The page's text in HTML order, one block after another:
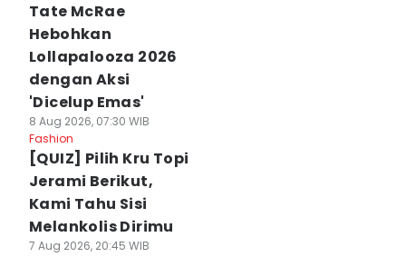
Tate McRae
Hebohkan
Lollapalooza 2026
dengan Aksi
'Dicelup Emas'
8 Aug 2026, 07:30 WIB
Fashion
[QUIZ] Pilih Kru Topi
Jerami Berikut,
Kami Tahu Sisi
Melankolis Dirimu
7 Aug 2026, 20:45 WIB